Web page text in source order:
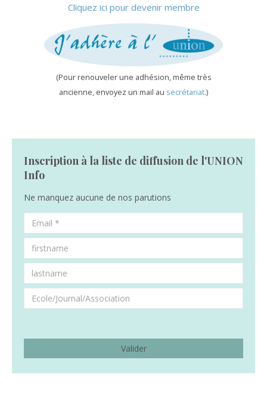
Cliquez ici pour devenir membre
(Pour renouveler une adhésion, même très
ancienne, envoyez un mail au secrétariat.)
Inscription à la liste de diffusion de l'UNION
Info
Ne manquez aucune de nos parutions